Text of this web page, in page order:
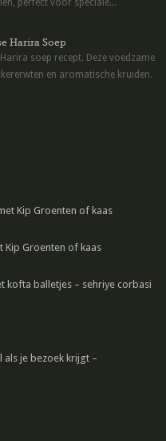
perfect voor speciale...
Harira Soep
soep recept. Deze voedzame
en aromatische kruiden.
Kip Groenten of kaas
Kip Groenten of kaas
kofta balletjes – sehriye corbasi
je bezoek krijgt –